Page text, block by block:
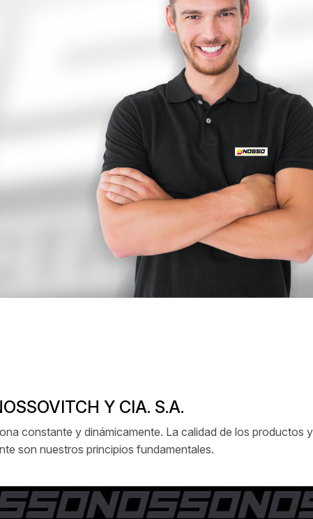
Y CIA. S.A.
constante y dinámicamente. La calidad de los productos
son nuestros principios fundamentales.